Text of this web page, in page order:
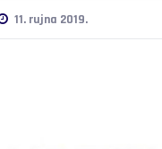
11. rujna 2019.